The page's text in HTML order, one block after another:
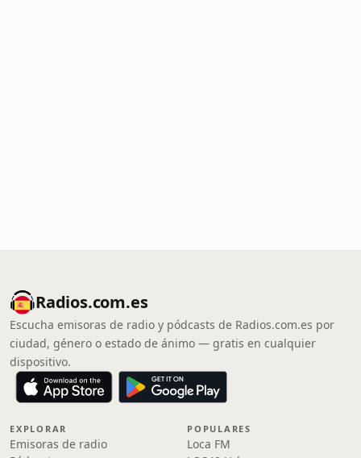
Radios.com.es
Escucha emisoras de radio y pódcasts de Radios.com.es por
ciudad, género o estado de ánimo — gratis en cualquier
dispositivo.
EXPLORAR
Emisoras de radio
POPULARES
Loca FM